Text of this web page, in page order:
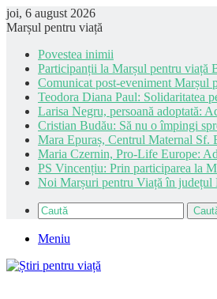
joi, 6 august 2026
Marșul pentru viață
Povestea inimii
Participanții la Marșul pentru viață
Comunicat post-eveniment Marșul
Teodora Diana Paul: Solidaritatea
Larisa Negru, persoană adoptată:
Cristian Budău: Să nu o împingi
Mara Epuraș, Centrul Maternal Sf.
Maria Czernin, Pro-Life Europe:
PS Vincențiu: Prin participarea la
Noi Marșuri pentru Viață în județul
Meniu